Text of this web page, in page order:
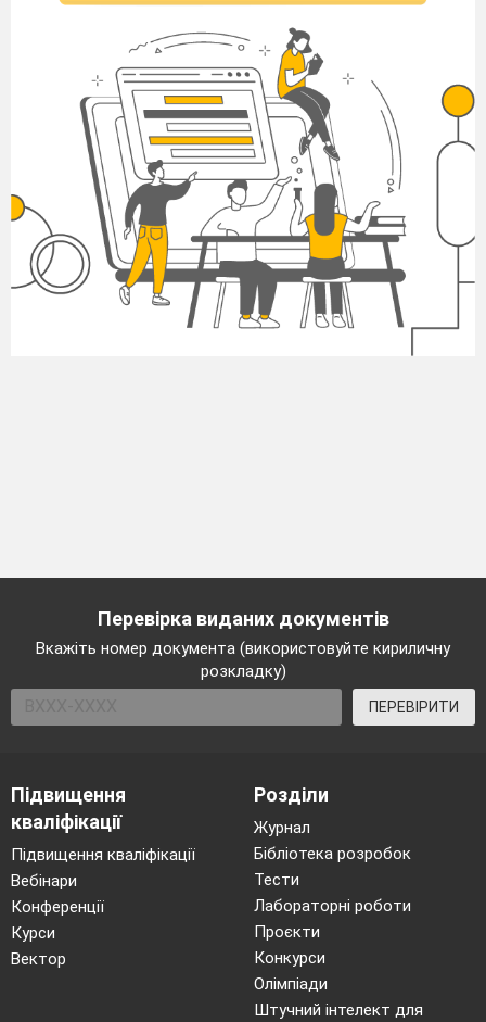
Перевірка виданих документів
Вкажіть номер документа (використовуйте кириличну
розкладку)
ПЕРЕВІРИТИ
Підвищення
кваліфікації
Підвищення кваліфікації
Вебінари
Конференції
Курси
Вектор
Розділи
Журнал
Бібліотека розробок
Тести
Лабораторні роботи
Проєкти
Конкурси
Олімпіади
Штучний інтелект для